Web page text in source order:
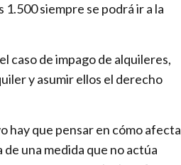
siempre se podrá ir a la
caso de impago de alquileres,
y asumir ellos el derecho
hay que pensar en cómo afecta
una medida que no actúa